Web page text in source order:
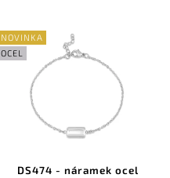
NOVINKA
OCEL
DS474 - náramek ocel